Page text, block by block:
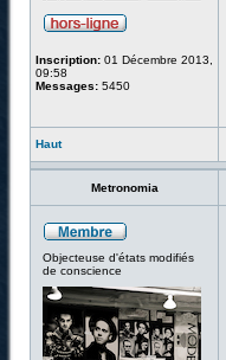
Inscription: 01 Décembre 2013,
09:58
Messages: 5450
Haut
Metronomia
Objecteuse d'états modifiés
de conscience